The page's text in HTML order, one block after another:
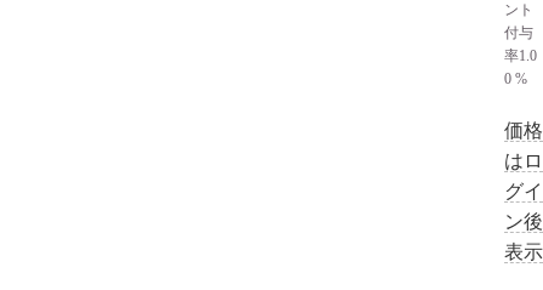
ント
付与
率1.0
0 %
価格
はロ
グイ
ン後
表示